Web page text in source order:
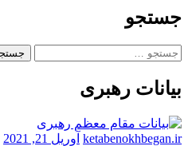
جستجو
جستجو
بیانات رهبری
ketabenokhbegan.ir آوریل 21, 2021